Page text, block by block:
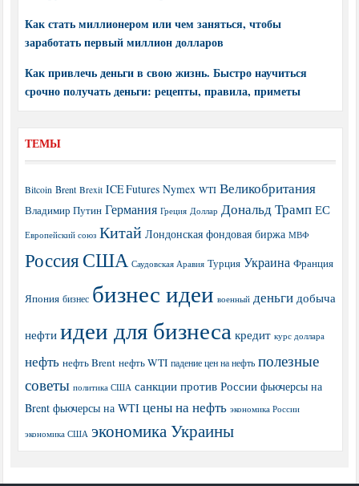
Как стать миллионером или чем заняться, чтобы
заработать первый миллион долларов
Как привлечь деньги в свою жизнь. Быстро научиться
срочно получать деньги: рецепты, правила, приметы
ТЕМЫ
Bitcoin Brent Brexit ICE Futures Nymex WTI Великобритания
Владимир Путин Германия Греция Доллар Дональд Трамп ЕС
Европейский союз Китай Лондонская фондовая биржа МВФ
РоссияСША Саудовская Аравия Турция Украина Франция
Япония бизнес бизнес идеи военный деньги добыча
нефти идеи для бизнеса кредит курс доллара
нефть нефть Brent нефть WTI падение цен на нефть полезные
советы политика США санкции против России фьючерсы на
Brent фьючерсы на WTI цены на нефть экономика России
экономика США экономика Украины